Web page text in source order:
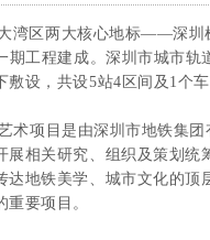
湾区两大核心地标——深圳
期工程建成。深圳市城市轨
敷设，共设5站4 区间及 1个
项目是由深圳市地铁集
展相关研究、组织及策划
达地铁美学、城市文化的
要项目。